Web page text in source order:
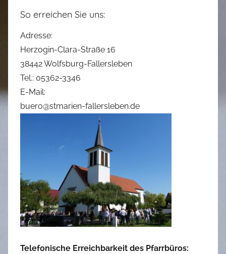
So erreichen Sie uns:
Adresse:
Herzogin-Clara-Straße 16
38442 Wolfsburg-Fallersleben
Tel.: 05362-3346
E-Mail:
buero@stmarien-fallersleben.de
Telefonische Erreichbarkeit des Pfarrbüros: